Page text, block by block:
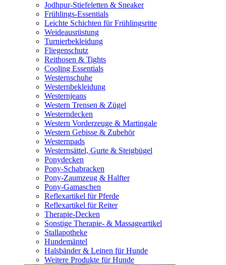
Jodhpur-Stiefeletten & Sneaker
Frühlings-Essentials
Leichte Schichten für Frühlingsritte
Weideausrüstung
Turnierbekleidung
Fliegenschutz
Reithosen & Tights
Cooling Essentials
Westernschuhe
Westernbekleidung
Westernjeans
Western Trensen & Zügel
Westerndecken
Western Vorderzeuge & Martingale
Western Gebisse & Zubehör
Westernpads
Westernsättel, Gurte & Steigbügel
Ponydecken
Pony-Schabracken
Pony-Zaumzeug & Halfter
Pony-Gamaschen
Reflexartikel für Pferde
Reflexartikel für Reiter
Therapie-Decken
Sonstige Therapie- & Massageartikel
Stallapotheke
Hundemäntel
Halsbänder & Leinen für Hunde
Weitere Produkte für Hunde